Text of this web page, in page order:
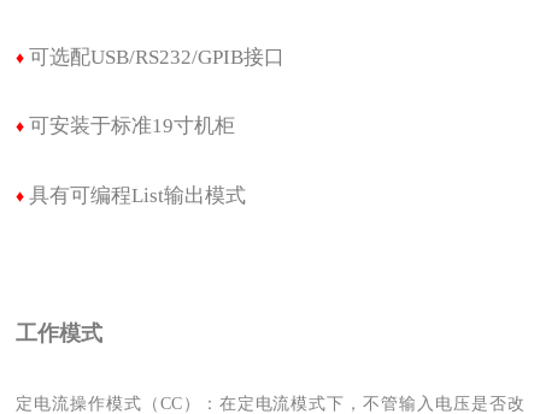
♦ 可选配USB/RS232/GPIB接口
♦ 可安装于标准19寸机柜
♦具有可编程List输出模式
工作模式
定电流操作模式（CC）：在定电流模式下，不管输入电压是否改